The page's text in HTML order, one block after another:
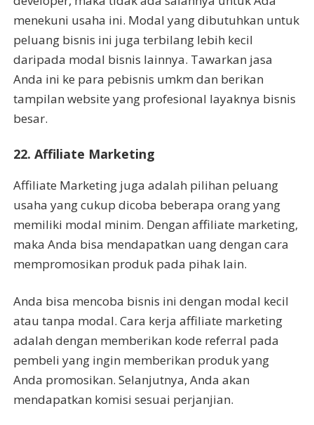
menekuni usaha ini. Modal yang dibutuhkan untuk
peluang bisnis ini juga terbilang lebih kecil
daripada modal bisnis lainnya. Tawarkan jasa
Anda ini ke para pebisnis umkm dan berikan
tampilan website yang profesional layaknya bisnis
besar.
22. Affiliate Marketing
Affiliate Marketing juga adalah pilihan peluang
usaha yang cukup dicoba beberapa orang yang
memiliki modal minim. Dengan affiliate marketing,
maka Anda bisa mendapatkan uang dengan cara
mempromosikan produk pada pihak lain.
Anda bisa mencoba bisnis ini dengan modal kecil
atau tanpa modal. Cara kerja affiliate marketing
adalah dengan memberikan kode referral pada
pembeli yang ingin memberikan produk yang
Anda promosikan. Selanjutnya, Anda akan
mendapatkan komisi sesuai perjanjian.